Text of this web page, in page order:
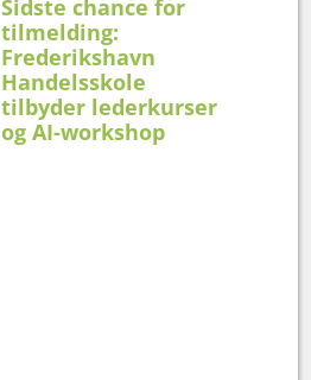
Sidste chance for
tilmelding:
Frederikshavn
Handelsskole
tilbyder lederkurser
og AI-workshop